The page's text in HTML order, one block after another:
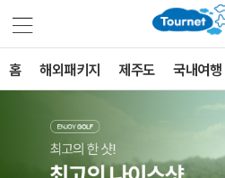
홈 해외패키지 제주도 국내여행